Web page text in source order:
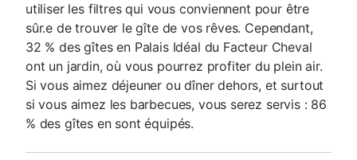
utiliser les filtres qui vous conviennent pour être
sûr.e de trouver le gîte de vos rêves. Cependant,
32 % des gîtes en Palais Idéal du Facteur Cheval
ont un jardin, où vous pourrez profiter du plein air.
Si vous aimez déjeuner ou dîner dehors, et surtout
si vous aimez les barbecues, vous serez servis : 86
% des gîtes en sont équipés.